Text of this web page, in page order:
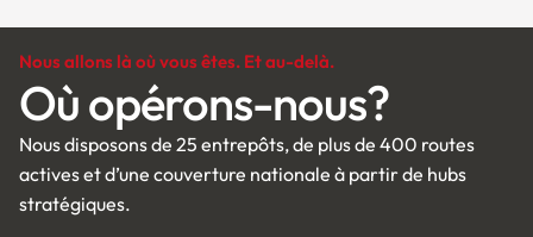
Nous allons là où vous êtes. Et au-delà.
Où opérons-nous?
Nous disposons de 25 entrepôts, de plus de 400 routes
actives et d’une couverture nationale à partir de hubs
stratégiques.